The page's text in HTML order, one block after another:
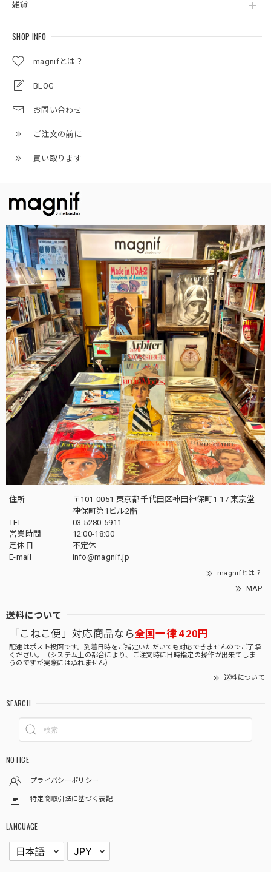
雑貨
SHOP INFO
magnifとは？
BLOG
お問い合わせ
ご注文の前に
買い取ります
住所
〒101-0051 東京都千代田区神田神保町1-17 東京堂
神保町第1ビル2階
TEL
03-5280-5911
営業時間
12:00-18:00
定休日
不定休
E-mail
info@magnif.jp
magnifとは？
MAP
送料について
「こねこ便」対応商品なら全国一律 420円
配達はポスト投函です。到着日時をご指定いただいても対応できませんのでご了承
ください。（システム上の都合により、ご注文時に日時指定の操作が出来てしま
うのですが実際には承れません）
送料について
SEARCH
NOTICE
プライバシーポリシー
特定商取引法に基づく表記
LANGUAGE